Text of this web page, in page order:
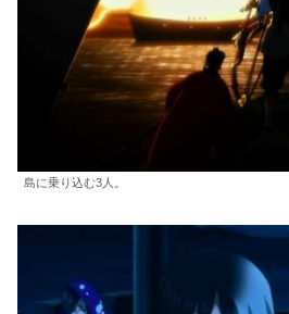
島に乗り込む3人。